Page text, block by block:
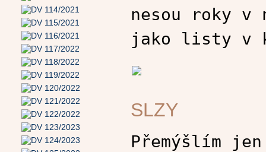
nesou roky
jako listy v
SLZY
Přemýšlím jen